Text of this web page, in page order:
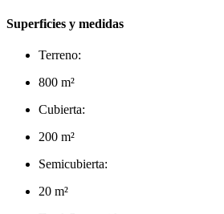
Superficies y medidas
Terreno:
800 m²
Cubierta:
200 m²
Semicubierta:
20 m²